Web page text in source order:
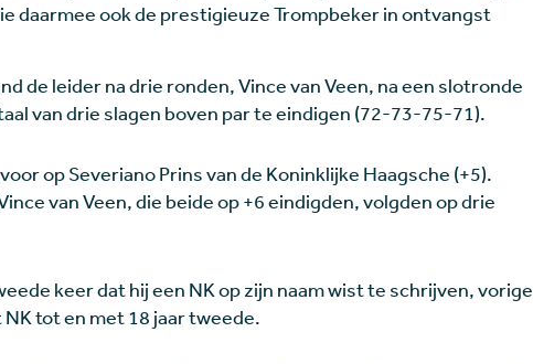
daarmee ook de prestigieuze Trompbeker in ontvangst
de leider na drie ronden, Vince van Veen, na een slotronde
van drie slagen boven par te eindigen (72-73-75-71).
op Severiano Prins van de Koninklijke Haagsche (+5).
van Veen, die beide op +6 eindigden, volgden op drie
keer dat hij een NK op zijn naam wist te schrijven, vorige
tot en met 18 jaar tweede.